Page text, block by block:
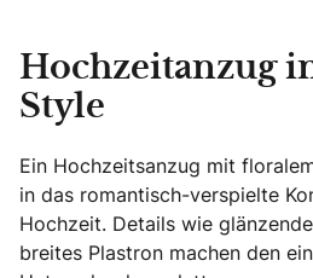
Hochzeitanzug
Style
Ein Hochzeitsanzug mit
in das romantisch-verspielte
Hochzeit. Details wie
breites Plastron machen den